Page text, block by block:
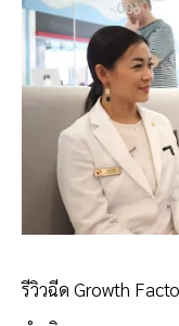
รีวิวฉีด Growth